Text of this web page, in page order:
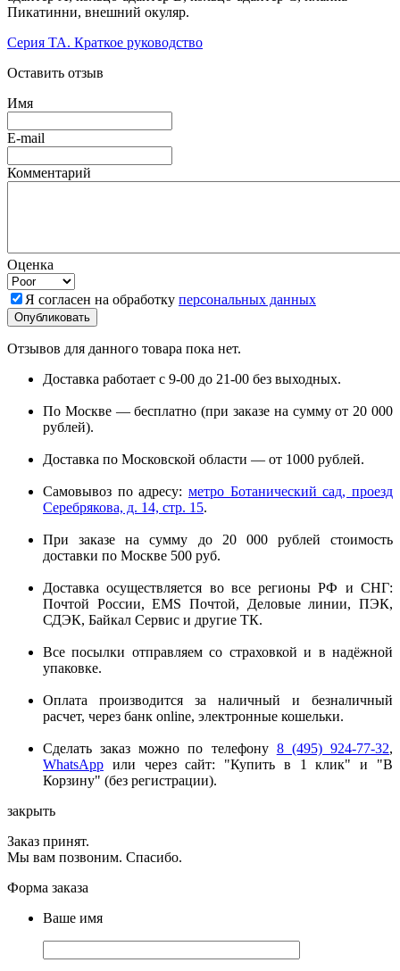
Пикатинни, внешний окуляр.
Серия TA. Краткое руководство
Оставить отзыв
Имя
E-mail
Комментарий
Оценка
Я согласен на обработку персональных данных
Отзывов для данного товара пока нет.
Доставка работает с 9-00 до 21-00 без выходных.
По Москве — бесплатно (при заказе на сумму от 20 000
рублей).
Доставка по Московской области — от 1000 рублей.
Самовывоз по адресу: метро Ботанический сад, проезд
Серебрякова, д. 14, стр. 15.
При заказе на сумму до 20 000 рублей стоимость
доставки по Москве 500 руб.
Доставка осуществляется во все регионы РФ и СНГ:
Почтой России, EMS Почтой, Деловые линии, ПЭК,
СДЭК, Байкал Сервис и другие ТК.
Все посылки отправляем со страховкой и в надёжной
упаковке.
Оплата производится за наличный и безналичный
расчет, через банк online, электронные кошельки.
Сделать заказ можно по телефону 8 (495) 924-77-32,
WhatsApp или через сайт: "Купить в 1 клик" и "В
Корзину" (без регистрации).
закрыть
Заказ принят.
Мы вам позвоним. Спасибо.
Форма заказа
Ваше имя